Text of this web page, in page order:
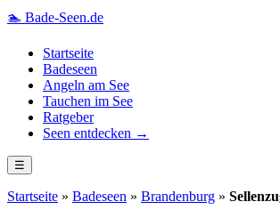
🏊 Bade-Seen.de
Startseite
Badeseen
Angeln am See
Tauchen im See
Ratgeber
Seen entdecken →
☰
Startseite » Badeseen » Brandenburg »